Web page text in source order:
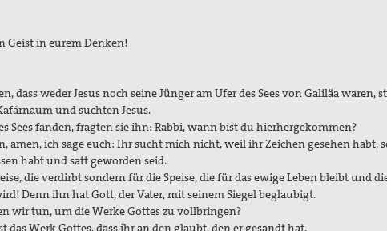
Geist in eurem Denken!
dass weder Jesus noch seine Jünger am Ufer des Sees von Galiläa waren,
und suchten Jesus.
Sees fanden, fragten sie ihn: Rabbi, wann bist du hierhergekommen?
amen, ich sage euch: Ihr sucht mich nicht, weil ihr Zeichen gesehen habt,
habt und satt geworden seid.
die verdirbt sondern für die Speise, die für das ewige Leben bleibt und
Denn ihn hat Gott, der Vater, mit seinem Siegel beglaubigt.
wir tun, um die Werke Gottes zu vollbringen?
das Werk Gottes, dass ihr an den glaubt, den er gesandt hat.